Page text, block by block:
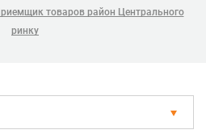
товаров район Центрального
ринку